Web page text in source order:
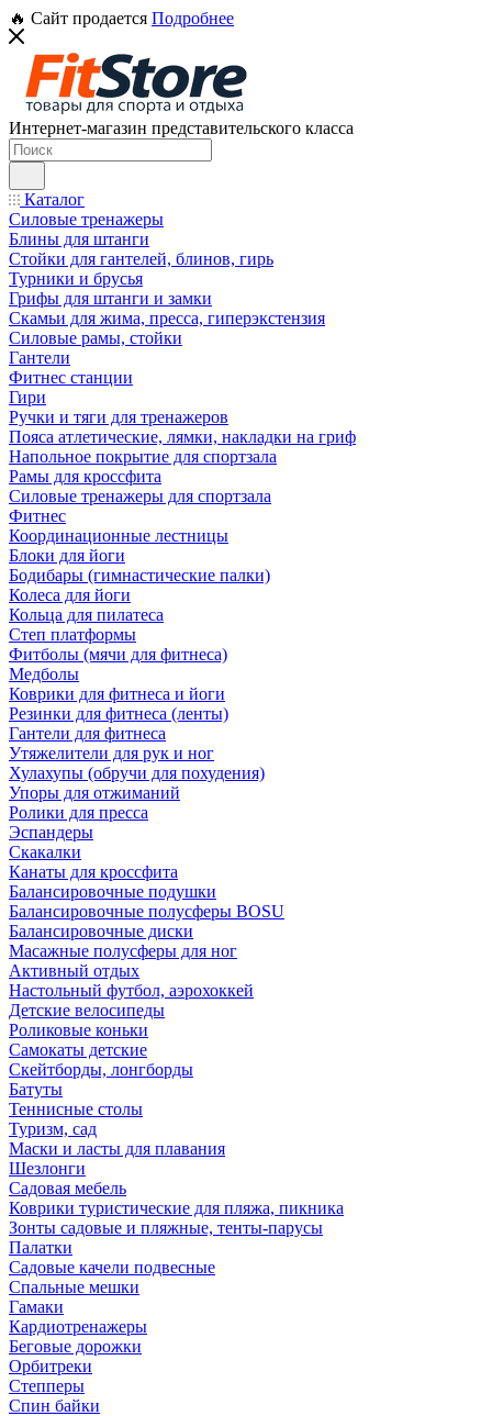
🔥 Сайт продается Подробнее
Интернет-магазин представительского класса
Каталог
Силовые тренажеры
Блины для штанги
Стойки для гантелей, блинов, гирь
Турники и брусья
Грифы для штанги и замки
Скамьи для жима, пресса, гиперэкстензия
Силовые рамы, стойки
Гантели
Фитнес станции
Гири
Ручки и тяги для тренажеров
Пояса атлетические, лямки, накладки на гриф
Напольное покрытие для спортзала
Рамы для кроссфита
Силовые тренажеры для спортзала
Фитнес
Координационные лестницы
Блоки для йоги
Бодибары (гимнастические палки)
Колеса для йоги
Кольца для пилатеса
Степ платформы
Фитболы (мячи для фитнеса)
Медболы
Коврики для фитнеса и йоги
Резинки для фитнеса (ленты)
Гантели для фитнеса
Утяжелители для рук и ног
Хулахупы (обручи для похудения)
Упоры для отжиманий
Ролики для пресса
Эспандеры
Скакалки
Канаты для кроссфита
Балансировочные подушки
Балансировочные полусферы BOSU
Балансировочные диски
Масажные полусферы для ног
Активный отдых
Настольный футбол, аэрохоккей
Детские велосипеды
Роликовые коньки
Самокаты детские
Скейтборды, лонгборды
Батуты
Теннисные столы
Туризм, сад
Маски и ласты для плавания
Шезлонги
Садовая мебель
Коврики туристические для пляжа, пикника
Зонты садовые и пляжные, тенты-парусы
Палатки
Садовые качели подвесные
Спальные мешки
Гамаки
Кардиотренажеры
Беговые дорожки
Орбитреки
Степперы
Спин байки